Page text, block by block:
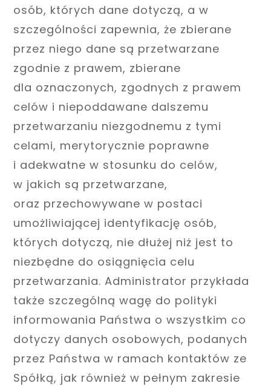
osób, których dane dotyczą, a w
szczególności zapewnia, że zbierane
przez niego dane są przetwarzane
zgodnie z prawem, zbierane
dla oznaczonych, zgodnych z prawem
celów i niepoddawane dalszemu
przetwarzaniu niezgodnemu z tymi
celami, merytorycznie poprawne
i adekwatne w stosunku do celów,
w jakich są przetwarzane,
oraz przechowywane w postaci
umożliwiającej identyfikację osób,
których dotyczą, nie dłużej niż jest to
niezbędne do osiągnięcia celu
przetwarzania. Administrator przykłada
także szczególną wagę do polityki
informowania Państwa o wszystkim co
dotyczy danych osobowych, podanych
przez Państwa w ramach kontaktów ze
Spółką, jak również w pełnym zakresie